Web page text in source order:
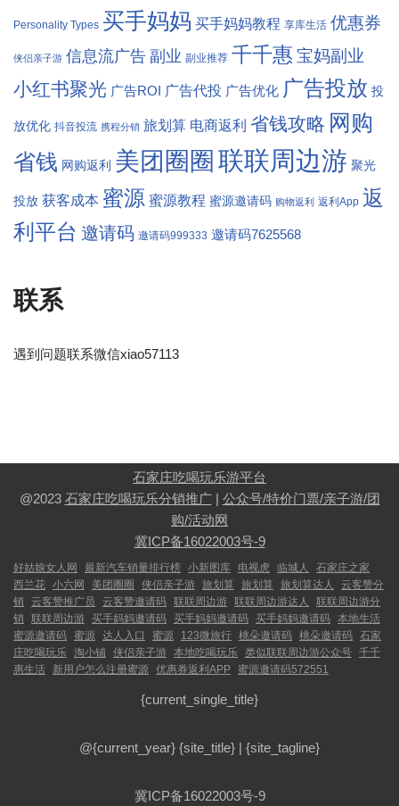
Personality Types 买手妈妈 买手妈妈教程 享库生活 优惠券
侠侣亲子游 信息流广告 副业 副业推荐 千千惠 宝妈副业
小红书聚光 广告ROI 广告代投 广告优化 广告投放 投
放优化 抖音投流 携程分销 旅划算 电商返利 省钱攻略 网购
省钱 网购返利 美团圈圈 联联周边游 聚光
投放 获客成本 蜜源 蜜源教程 蜜源邀请码 购物返利 返利App 返
利平台 邀请码 邀请码999333 邀请码7625568
联系
遇到问题联系微信xiao57113
石家庄吃喝玩乐游平台
@2023 石家庄吃喝玩乐分销推广| 公众号/特价门票/亲子游/团
购/活动网
冀ICP备16022003号-9
好姑娘女人网 最新汽车销量排行榜 小新图库 电视虎 临城人
石家庄之家
西兰花 小六网 美团圈圈 侠侣亲子游 旅划算 旅划算 旅划算达人
云客赞分
销
云客赞推广员 云客赞邀请码 联联周边游 联联周边游达人
联联周边游分
销
联联周边游 买手妈妈邀请码 买手妈妈邀请码 买手妈妈邀请码 本地生活
蜜源邀请码 蜜源 达人入口 蜜源 123微旅行 桃朵邀请码 桃朵邀请码 石家
庄吃喝玩乐 淘小铺 侠侣亲子游 本地吃喝玩乐 类似联联周边游公众号 千千
惠生活
新用户怎么注册蜜源 优惠券返利APP 蜜源邀请码572551
{current_single_title}
@{current_year} {site_title} | {site_tagline}
冀ICP备16022003号-9